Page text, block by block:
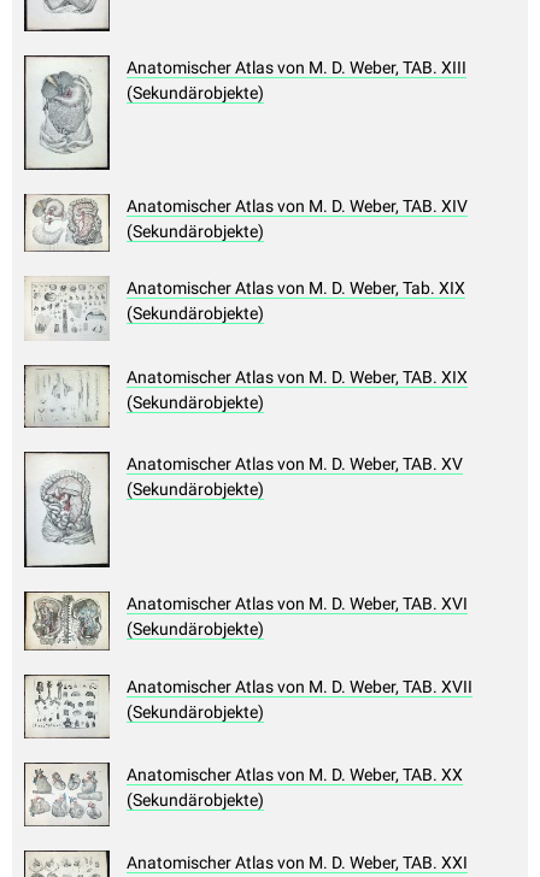
Anatomischer Atlas von M. D. Weber, TAB. XIII
(Sekundärobjekte)
Anatomischer Atlas von M. D. Weber, TAB. XIV
(Sekundärobjekte)
Anatomischer Atlas von M. D. Weber, Tab. XIX
(Sekundärobjekte)
Anatomischer Atlas von M. D. Weber, TAB. XIX
(Sekundärobjekte)
Anatomischer Atlas von M. D. Weber, TAB. XV
(Sekundärobjekte)
Anatomischer Atlas von M. D. Weber, TAB. XVI
(Sekundärobjekte)
Anatomischer Atlas von M. D. Weber, TAB. XVII
(Sekundärobjekte)
Anatomischer Atlas von M. D. Weber, TAB. XX
(Sekundärobjekte)
Anatomischer Atlas von M. D. Weber, TAB. XXI